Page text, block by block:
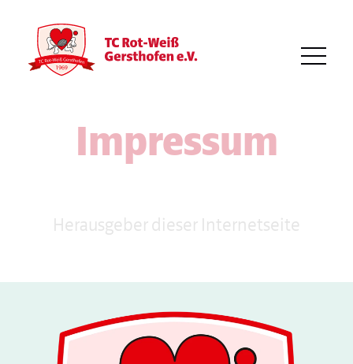
Impressum
Herausgeber dieser Internetseite